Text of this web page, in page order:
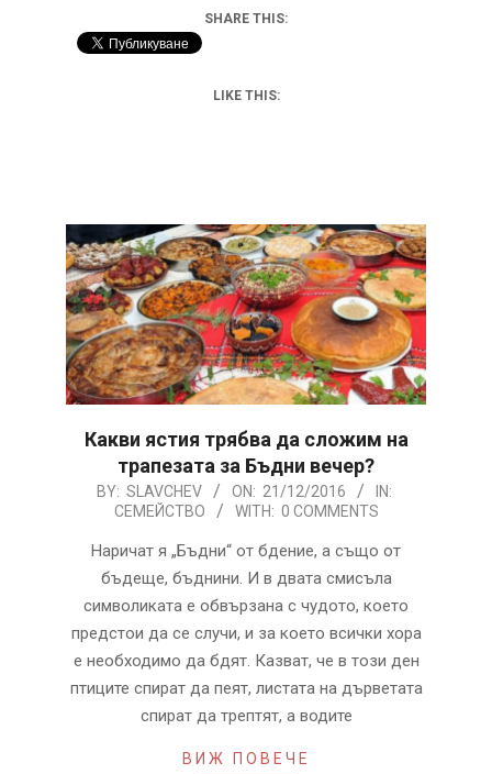
SHARE THIS:
LIKE THIS:
Какви ястия трябва да сложим на
трапезата за Бъдни вечер?
2016-BY: SLAVCHEV ON: 21/12/2016
IN:
СЕМЕЙСТВО
WITH: 0 COMMENTS
Наричат я „Бъдни“ от бдение, а също от
бъдеще, бъднини. И в двата смисъла
символиката е обвързана с чудото, което
предстои да се случи, и за което всички хора
е необходимо да бдят. Казват, че в този ден
птиците спират да пеят, листата на дърветата
спират да трептят, а водите
ВИЖ ПОВЕЧЕ